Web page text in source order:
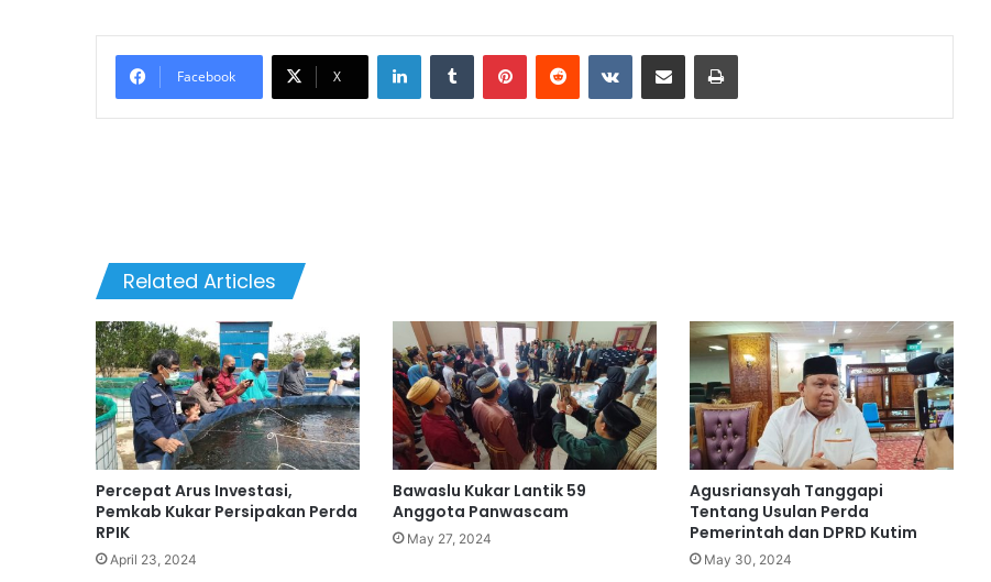
Facebook X
LinkedInTumblr PinterestReddit VKontakteShare via Email Print
Related Articles
Percepat Arus Investasi,
Pemkab Kukar Persipakan Perda
RPIK
April 23, 2024
Bawaslu Kukar Lantik 59
Anggota Panwascam
May 27, 2024
Agusriansyah Tanggapi
Tentang Usulan Perda
Pemerintah dan DPRD Kutim
May 30, 2024